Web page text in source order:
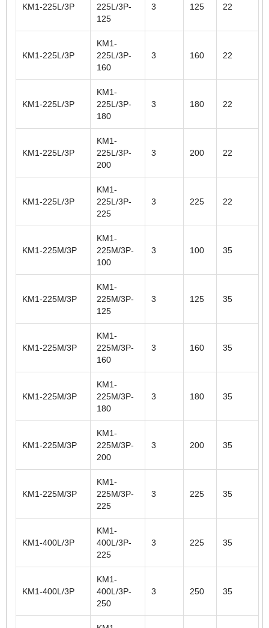
KM1-225L/3P
225L/3P-
125
3 125 22
KM1-225L/3P
KM1-
225L/3P-
160
3 160 22
KM1-225L/3P
KM1-
225L/3P-
180
3 180 22
KM1-225L/3P
KM1-
225L/3P-
200
3 200 22
KM1-225L/3P
KM1-
225L/3P-
225
3 225 22
KM1-225M/3P
KM1-
225M/3P-
100
3 100 35
KM1-225M/3P
KM1-
225M/3P-
125
3 125 35
KM1-225M/3P
KM1-
225M/3P-
160
3 160 35
KM1-225M/3P
KM1-
225M/3P-
180
3 180 35
KM1-225M/3P
KM1-
225M/3P-
200
3 200 35
KM1-225M/3P
KM1-
225M/3P-
225
3 225 35
KM1-400L/3P
KM1-
400L/3P-
225
3 225 35
KM1-400L/3P
KM1-
400L/3P-
250
3 250 35